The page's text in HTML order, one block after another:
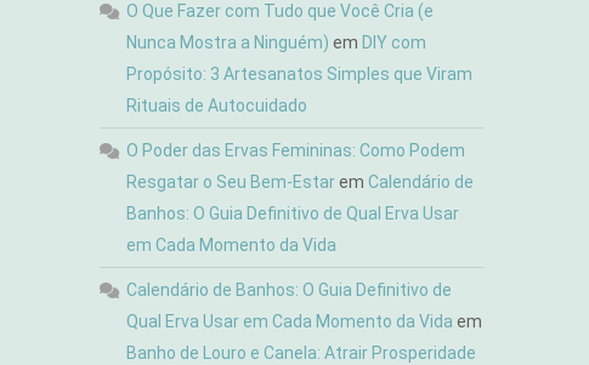
O Que Fazer com Tudo que Você Cria (e
Nunca Mostra a Ninguém) em DIY com
Propósito: 3 Artesanatos Simples que Viram
Rituais de Autocuidado
O Poder das Ervas Femininas: Como Podem
Resgatar o Seu Bem-EstaremCalendário de
Banhos: O Guia Definitivo de Qual Erva Usar
em Cada Momento da Vida
Calendário de Banhos: O Guia Definitivo de
Qual Erva Usar em Cada Momento da Vida em
Banho de Louro e Canela: Atrair Prosperidade